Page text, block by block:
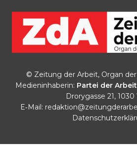
© Zeitung der Arbeit, Organ
Medieninhaberin: Partei der
Drorygasse 21, 1030
E‑Mail: